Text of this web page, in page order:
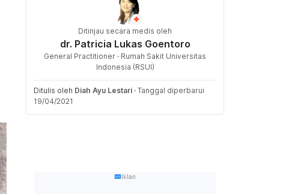
Ditinjau secara medis oleh
dr. Patricia Lukas Goentoro
General Practitioner · Rumah Sakit Universitas
Indonesia (RSUI)
Ditulis oleh Diah Ayu Lestari · Tanggal diperbarui
19/04/2021
Iklan